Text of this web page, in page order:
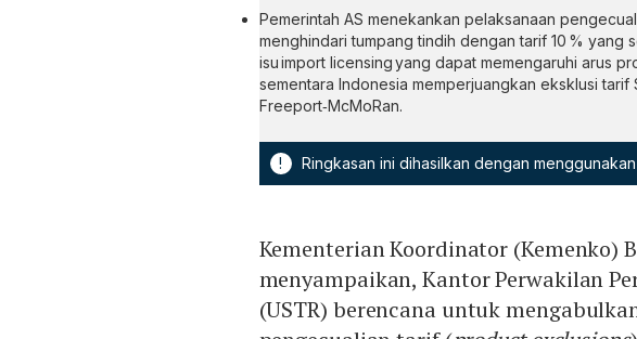
Pemerintah AS menekankan pelaksanaan
menghindari tumpang tindih dengan tarif 10 % yang
isu import licensing yang dapat memengaruhi arus
sementara Indonesia memperjuangkan eksklusi
Freeport‑McMoRan.
! Ringkasan ini dihasilkan dengan menggunakan
Kementerian Koordinator (Kemenko)
menyampaikan, Kantor Perwakilan
(USTR) berencana untuk